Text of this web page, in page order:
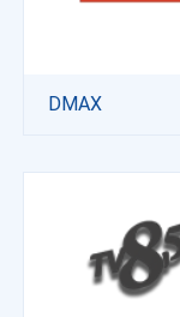
DMAX